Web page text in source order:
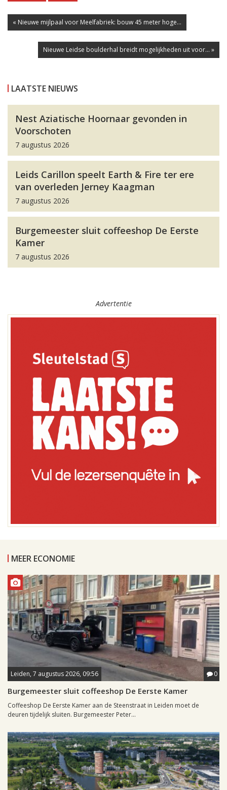
« Nieuwe mijlpaal voor Meelfabriek: bouw 45 meter hoge...
Nieuwe Leidse boulderhal breidt mogelijkheden uit voor... »
LAATSTE NIEUWS
Nest Aziatische Hoornaar gevonden in
Voorschoten
7 augustus 2026
Leids Carillon speelt Earth & Fire ter ere
van overleden Jerney Kaagman
7 augustus 2026
Burgemeester sluit coffeeshop De Eerste
Kamer
7 augustus 2026
Advertentie
MEER ECONOMIE
Leiden, 7 augustus 2026, 09:56 0
Burgemeester sluit coffeeshop De Eerste Kamer
Coffeeshop De Eerste Kamer aan de Steenstraat in Leiden moet de
deuren tijdelijk sluiten. Burgemeester Peter...